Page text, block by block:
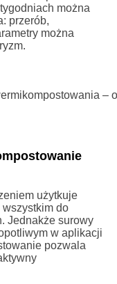
można
przerób,
można
–
użytkuje
wszystkim do
Jednakże surowy
w aplikacji
pozwala